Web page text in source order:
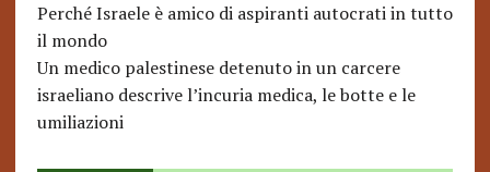
Perché Israele è amico di aspiranti autocrati in tutto
il mondo
Un medico palestinese detenuto in un carcere
israeliano descrive l’incuria medica, le botte e le
umiliazioni